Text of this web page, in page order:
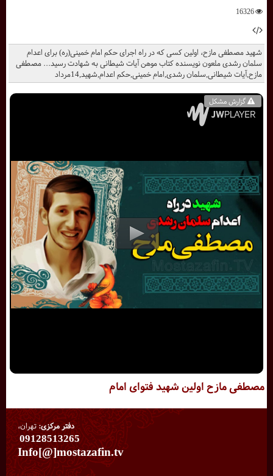
مصطفی مازح اولین شهید فتوای امام
گزارش مشکل
شهید مصطفی مازح، اولین کسی که در راه اجرای حکم امام خمینی(ره) برای اعدام
سلمان رشدی ملعون نویسنده کتاب موهن آیات شیطانی به شهادت رسید... مصطفی
مازح,آیات شیطانی,سلمان رشدی,امام خمینی,حکم اعدام,شهید,14مرداد
16326
دفتر مرکزی:تهران،
09128513265
Info[@]mostazafin.tv